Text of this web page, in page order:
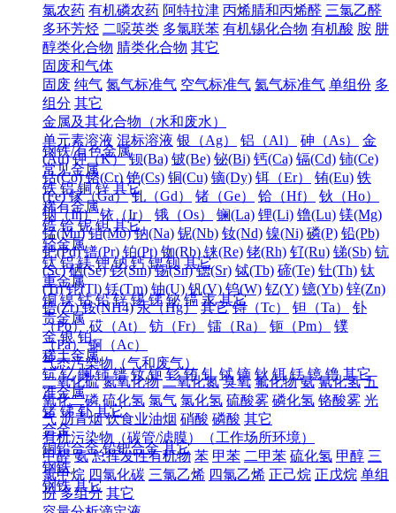
氯农药 有机磷农药 阿特拉津 丙烯腈和丙烯醛 三氯乙醛
多环芳烃 二噁英类 多氯联苯 有机锡化合物 有机酸 胺 肼
醇类化合物 腈类化合物 其它
固废和气体
固废 纯气 氮气标准气 空气标准气 氦气标准气 单组份 多
组分 其它
金属及其化合物（水和废水）
单元素溶液 混标溶液 银（Ag） 铝（Al） 砷（As）
金
(Au) 钾（K） 钡(Ba) 铍(Be) 铋(Bi) 钙(Ca) 镉(Cd) 铈(Ce)
钴(Co) 铬(Cr) 铯(Cs) 铜(Cu) 镝(Dy) 铒（Er） 铕(Eu) 铁
(Fe) 镓（Ga） 钆（Gd） 锗（Ge） 铪（Hf）
钬（Ho）
铟（In） 铱（Ir） 锇（Os） 镧(La) 锂(Li) 镥(Lu) 镁(Mg)
锰(Mn) 钼(Mo) 钠(Na) 铌(Nb) 钕(Nd) 镍(Ni) 磷(P) 铅(Pb)
钯(Pd) 镨(Pr) 铂(Pt) 铷(Rb) 铼(Re) 铑(Rh) 钌(Ru) 锑(Sb) 钪
(Sc) 硒(Se) 钐(Sm) 锡(Sn) 锶(Sr) 铽(Tb) 碲(Te) 钍(Th) 钛
(Ti) 铊(Tl) 铥(Tm) 铀(U) 钒(V) 钨(W) 钇(Y) 镱(Yb) 锌(Zn)
锆(Zr) 铵(NH4) 汞（Hg） 其它 锝（Tc） 钽（Ta）
钋
（Po） 砹（At） 钫（Fr） 镭（Ra） 钷（Pm）
镤
（Pa） 锕（Ac）
气态污染物（气和废气）
二氧化硫 氮氧化物 二氧化氮 臭氧 氟化物 氨 氰化氢 五
氧化二磷 硫化氢 氯气 氯化氢 硫酸雾 磷化氢 铬酸雾 光
气 沥青烟 饮食业油烟 硝酸 磷酸 其它
有机污染物（碳管/滤膜）（工作场所环境）
甲醛 氨 总挥发性有机物 苯 甲苯 二甲苯 硫化氢 甲醇 三
氯甲烷 四氯化碳 三氯乙烯 四氯乙烯 正己烷 正戊烷 单组
份 多组分 其它
钢铁/有色金属
常见金属
铁 铝 铜 锌 其它
稀有金属
锆 铪 铌 钽 其它
轻金属
钛 铝 镁 钾 钠 钙 锶 钡 其它
重金属
铜 镍 钴 铅 锌 锡 锑 铋 镉 汞 其它
贵金属
金 银 铂
稀土金属
钪 钇 镧 铈 镨 钕 钷 钐 铕 钆 铽 镝 钬 铒 铥 镱 镥 其它
准金属
锗 锑 钋 其它
合金
铜铅合金 铅钯合金 其它
钢铁
钢铁 其它